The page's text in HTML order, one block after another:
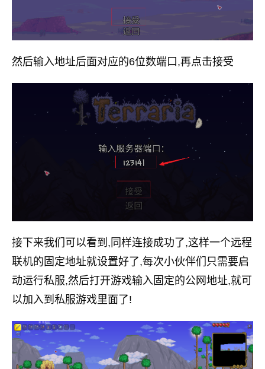
然后输入地址后面对应的6位数端口,再点击接受
接下来我们可以看到,同样连接成功了,这样一个远程
联机的固定地址就设置好了,每次小伙伴们只需要启
动运行私服,然后打开游戏输入固定的公网地址,就可
以加入到私服游戏里面了!